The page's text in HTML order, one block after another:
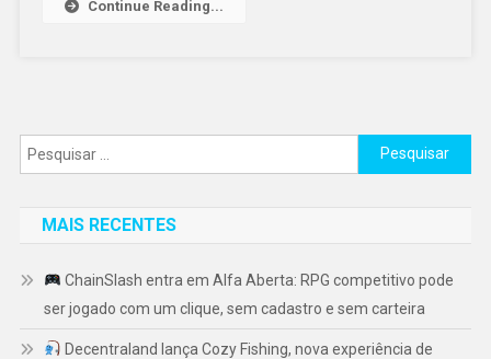
Continue Reading...
Pesquisar
por:
MAIS RECENTES
ChainSlash entra em Alfa Aberta: RPG competitivo pode
ser jogado com um clique, sem cadastro e sem carteira
Decentraland lança Cozy Fishing, nova experiência de